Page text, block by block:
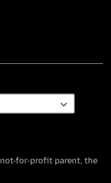
not-for-profit parent, the